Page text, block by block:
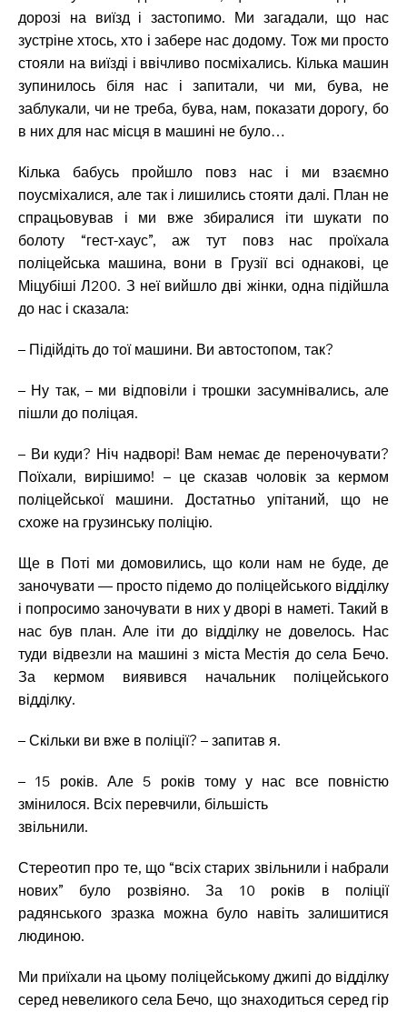
дорозі на виїзд і застопимо. Ми загадали, що нас
зустріне хтось, хто і забере нас додому. Тож ми просто
стояли на виїзді і ввічливо посміхались. Кілька машин
зупинилось біля нас і запитали, чи ми, бува, не
заблукали, чи не треба, бува, нам, показати дорогу, бо
в них для нас місця в машині не було…
Кілька бабусь пройшло повз нас і ми взаємно
поусміхалися, але так і лишились стояти далі. План не
спрацьовував і ми вже збиралися іти шукати по
болоту “гест-хаус”, аж тут повз нас проїхала
поліцейська машина, вони в Грузії всі однакові, це
Міцубіші Л200. З неї вийшло дві жінки, одна підійшла
до нас і сказала:
– Підійдіть до тої машини. Ви автостопом, так?
– Ну так, – ми відповіли і трошки засумнівались, але
пішли до поліцая.
– Ви куди? Ніч надворі! Вам немає де переночувати?
Поїхали, вирішимо! – це сказав чоловік за кермом
поліцейської машини. Достатньо упітаний, що не
схоже на грузинську поліцію.
Ще в Поті ми домовились, що коли нам не буде, де
заночувати — просто підемо до поліцейського відділку
і попросимо заночувати в них у дворі в наметі. Такий в
нас був план. Але іти до відділку не довелось. Нас
туди відвезли на машині з міста Местія до села Бечо.
За кермом виявився начальник поліцейського
відділку.
– Скільки ви вже в поліції? – запитав я.
– 15 років. Але 5 років тому у нас все повністю
змінилося. Всіх перевчили, більшість
звільнили.
Стереотип про те, що “всіх старих звільнили і набрали
нових” було розвіяно. За 10 років в поліції
радянського зразка можна було навіть залишитися
людиною.
Ми приїхали на цьому поліцейському джипі до відділку
серед невеликого села Бечо, що знаходиться серед гір